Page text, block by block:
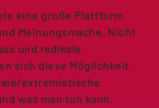
eine große Plattform
Meinungsmache. Nicht
und radikale
sich diese Möglichkeit
extremistische
was man tun kann,